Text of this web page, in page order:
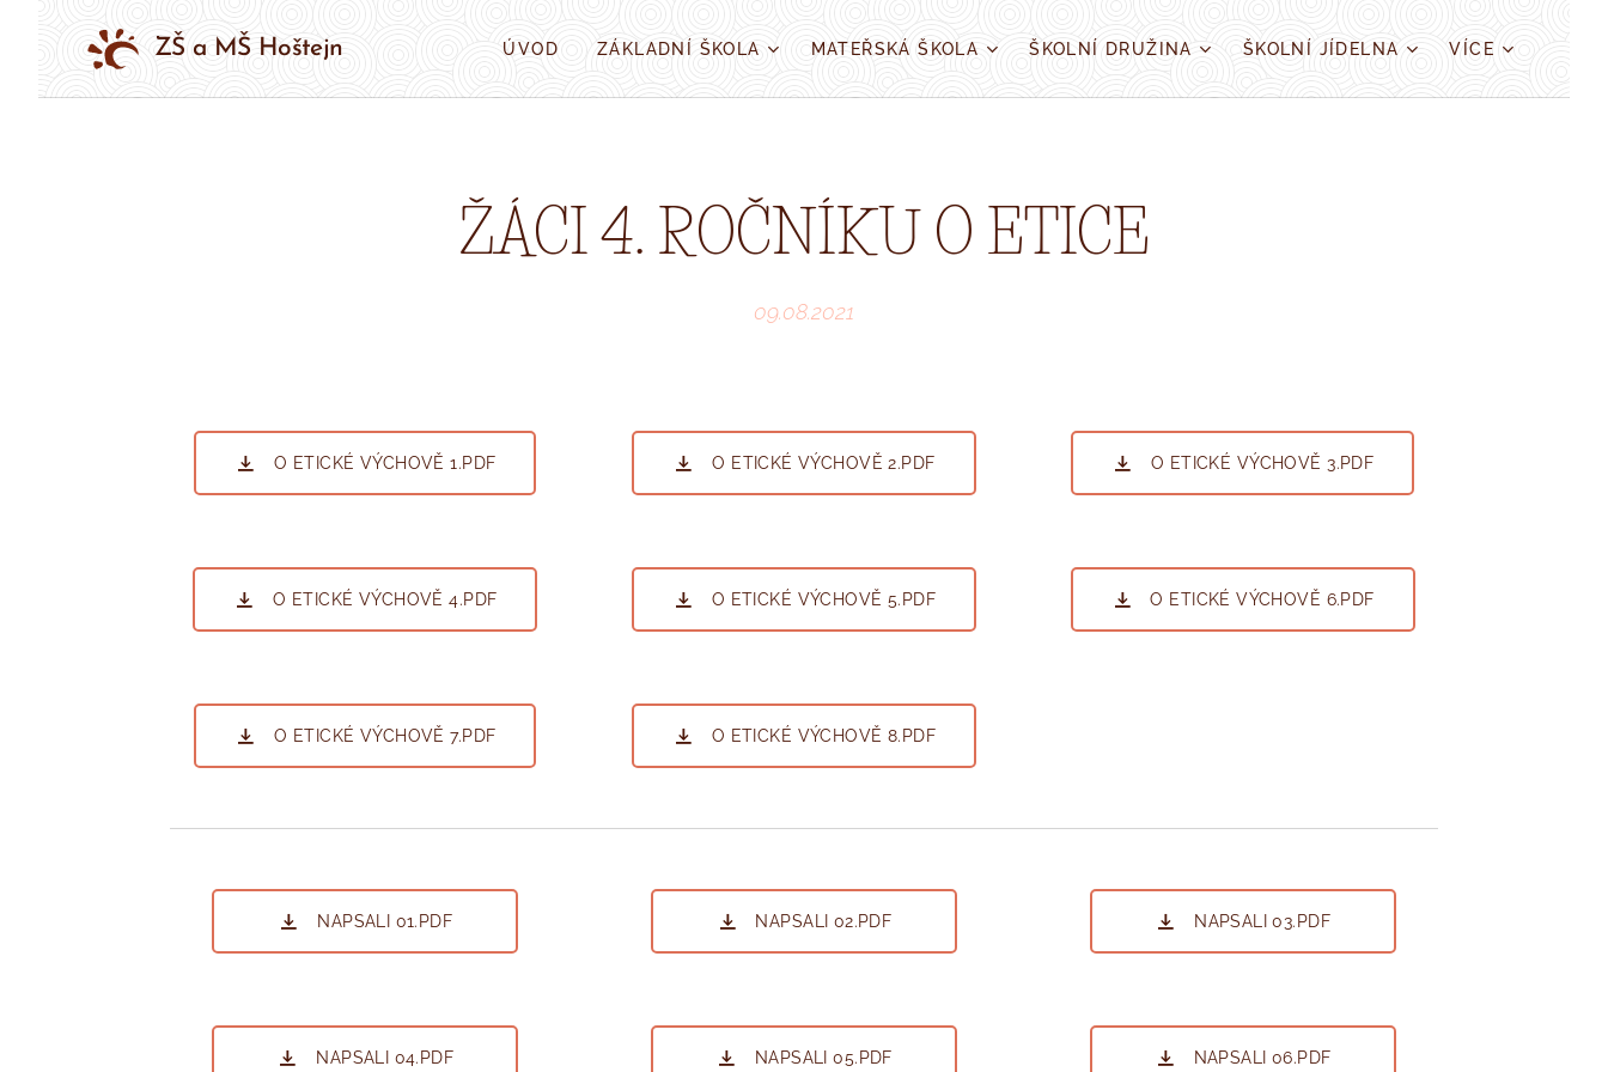
ZŠ a MŠ Hoštejn ÚVOD ZÁKLADNÍ ŠKOLA MATEŘSKÁ ŠKOLA ŠKOLNÍ DRUŽINA ŠKOLNÍ JÍDELNA VÍCE
ŽÁCI 4. ROČNÍKU O ETICE
09.08.2021
O ETICKÉ VÝCHOVĚ 1.PDF
O ETICKÉ VÝCHOVĚ 4.PDF
O ETICKÉ VÝCHOVĚ 7.PDF
O ETICKÉ VÝCHOVĚ 2.PDF
O ETICKÉ VÝCHOVĚ 5.PDF
O ETICKÉ VÝCHOVĚ 8.PDF
O ETICKÉ VÝCHOVĚ 3.PDF
O ETICKÉ VÝCHOVĚ 6.PDF
NAPSALI 01.PDF
NAPSALI 04.PDF
NAPSALI 02.PDF
NAPSALI 05.PDF
NAPSALI 03.PDF
NAPSALI 06.PDF